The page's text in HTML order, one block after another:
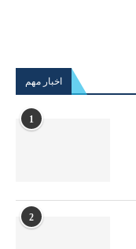
اخبار مهم
1
2